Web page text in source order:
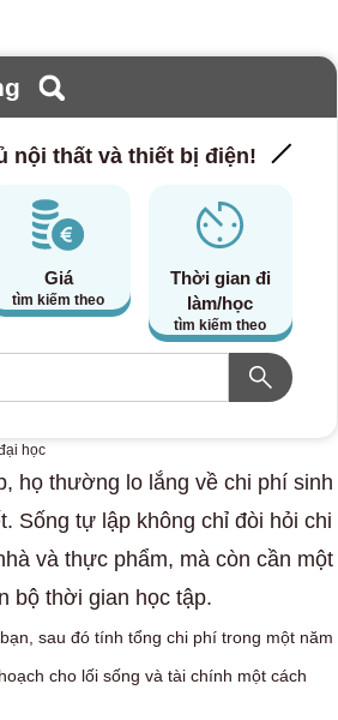
nội thất và thiết bị điện!
Giá
tìm kiếm theo
Thời gian đi
làm/học
tìm kiếm theo
học
họ thường lo lắng về chi phí sinh
Sống tự lập không chỉ đòi hỏi chi
và thực phẩm, mà còn cần một
bộ thời gian học tập.
sau đó tính tổng chi phí trong một năm
cho lối sống và tài chính một cách